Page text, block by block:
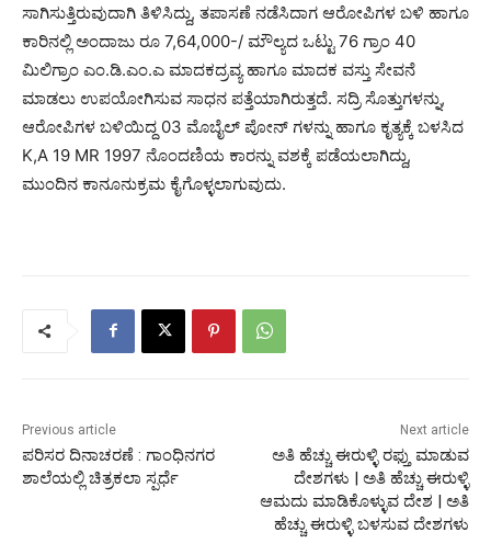
ಸಾಗಿಸುತ್ತಿರುವುದಾಗಿ ತಿಳಿಸಿದ್ದು, ತಪಾಸಣೆ ನಡೆಸಿದಾಗ ಆರೋಪಿಗಳ ಬಳಿ ಹಾಗೂ
ಕಾರಿನಲ್ಲಿ ಅಂದಾಜು ರೂ 7,64,000-/ ಮೌಲ್ಯದ ಒಟ್ಟು 76 ಗ್ರಾಂ 40
ಮಿಲಿಗ್ರಾಂ ಎಂ.ಡಿ.ಎಂ.ಎ ಮಾದಕದ್ರವ್ಯ ಹಾಗೂ ಮಾದಕ ವಸ್ತು ಸೇವನೆ
ಮಾಡಲು ಉಪಯೋಗಿಸುವ ಸಾಧನ ಪತ್ತೆಯಾಗಿರುತ್ತದೆ. ಸದ್ರಿ ಸೊತ್ತುಗಳನ್ನು,
ಆರೋಪಿಗಳ ಬಳಿಯಿದ್ದ 03 ಮೊಬೈಲ್ ಪೋನ್ ಗಳನ್ನು ಹಾಗೂ ಕೃತ್ಯಕ್ಕೆ ಬಳಸಿದ
K,A 19 MR 1997 ನೊಂದಣಿಯ ಕಾರನ್ನು ವಶಕ್ಕೆ ಪಡೆಯಲಾಗಿದ್ದು,
ಮುಂದಿನ ಕಾನೂನುಕ್ರಮ ಕೈಗೊಳ್ಳಲಾಗುವುದು.
Previous article
ಪರಿಸರ ದಿನಾಚರಣೆ : ಗಾಂಧಿನಗರ
ಶಾಲೆಯಲ್ಲಿ ಚಿತ್ರಕಲಾ ಸ್ಪರ್ಧೆ
Next article
ಅತಿ ಹೆಚ್ಚು ಈರುಳ್ಳಿ ರಫ್ತು ಮಾಡುವ
ದೇಶಗಳು | ಅತಿ ಹೆಚ್ಚು ಈರುಳ್ಳಿ
ಆಮದು ಮಾಡಿಕೊಳ್ಳುವ ದೇಶ | ಅತಿ
ಹೆಚ್ಚು ಈರುಳ್ಳಿ ಬಳಸುವ ದೇಶಗಳು